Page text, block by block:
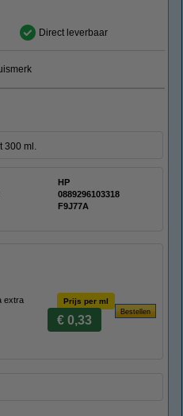
Direct leverbaar
300 ml.
HP
0889296103318
F9J77A
extra
Prijs per ml
€ 0,33